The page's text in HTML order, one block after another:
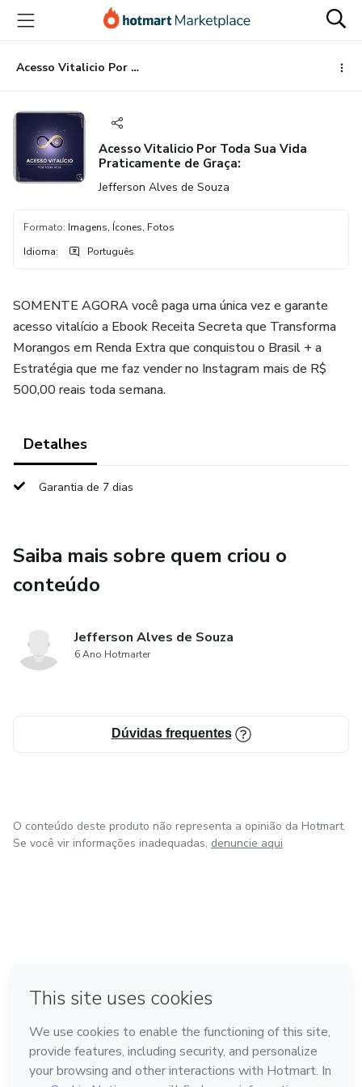
para
conteúdo
principal
para
pagamento
para
rodapé
Acesso Vitalicio Por Toda Sua Vida Praticamente de Graça:
Acesso Vitalicio Por Toda Sua Vida
Praticamente de Graça:
Jefferson Alves de Souza
Formato: Imagens, Ícones, Fotos
Idioma: Português
SOMENTE AGORA você paga uma única vez e garante
acesso vitalício a Ebook Receita Secreta que Transforma
Morangos em Renda Extra que conquistou o Brasil + a
Estratégia que me faz vender no Instagram mais de R$
500,00 reais toda semana.
Detalhes
Garantia de 7 dias
Saiba mais sobre quem criou o
conteúdo
Jefferson Alves de Souza
6 Ano Hotmarter
Dúvidas frequentes
O conteúdo deste produto não representa a opinião da Hotmart.
Se você vir informações inadequadas, denuncie aqui
Feito com ❤ na Cidade do México